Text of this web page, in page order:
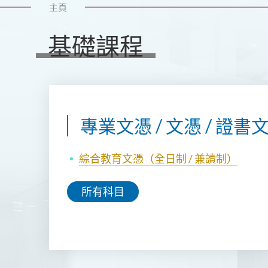
主頁
基礎課程
專業文憑 / 文憑 / 證書
綜合教育文憑（全日制 / 兼讀制 ）
所有科目